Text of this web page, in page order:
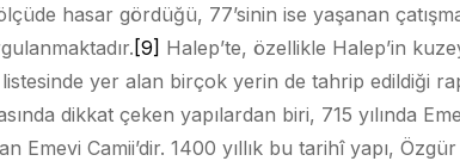
ölçüde hasar gördüğü, 77’sinin ise yaşanan
[9] Halep’te, özellikle Halep’in
yer alan birçok yerin de tahrip edildiği
dikkat çeken yapılardan biri, 715 yılında
Emevi Camii’dir. 1400 yıllık bu tarihî yapı,